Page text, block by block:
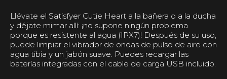
Llévate el Satisfyer Cutie Heart a la bañera o a la ducha
y déjate mimar allí: ¡no supone ningún problema
porque es resistente al agua (IPX7)! Después de su uso,
puede limpiar el vibrador de ondas de pulso de aire con
agua tibia y un jabón suave. Puedes recargar las
baterías integradas con el cable de carga USB incluido.